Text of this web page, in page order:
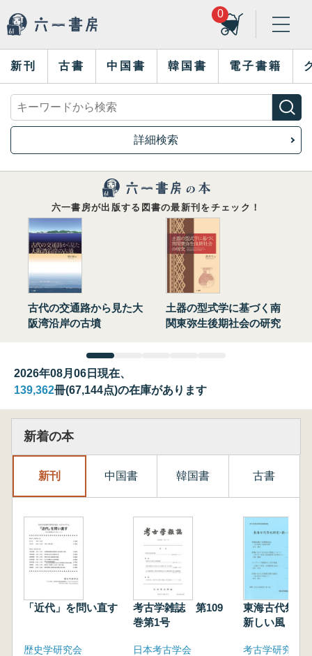
0
新刊 古書 中国書 韓国書 電子書籍
詳細検索
六一書房が出版する図書の最新刊をチェック！
古代の交通路から見た大
阪湾沿岸の古墳
土器の型式学に基づく南
関東弥生後期社会の研究
2026年08月06日現在、
139,362冊(67,144点)の在庫があります
新着の本
新刊 中国書 韓国書 古書
「近代」を問い直す
歴史学研究会
考古学雑誌 第109
巻第1号
日本考古学会
東海古代祭祀
新しい風
考古学研究会